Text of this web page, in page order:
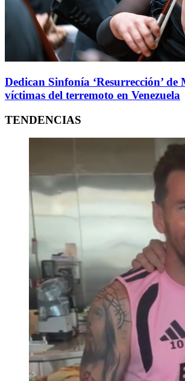
Dedican Sinfonía ‘Resurrección’ de
víctimas del terremoto en Venezuela
TENDENCIAS